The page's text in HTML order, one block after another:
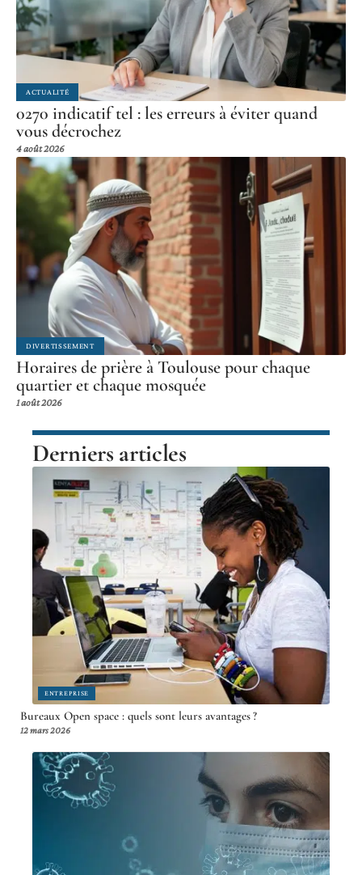
ACTUALITÉ
0270 indicatif tel : les erreurs à éviter quand
vous décrochez
4 août 2026
DIVERTISSEMENT
Horaires de prière à Toulouse pour chaque
quartier et chaque mosquée
1 août 2026
Derniers articles
ENTREPRISE
Bureaux Open space : quels sont leurs avantages ?
12 mars 2026